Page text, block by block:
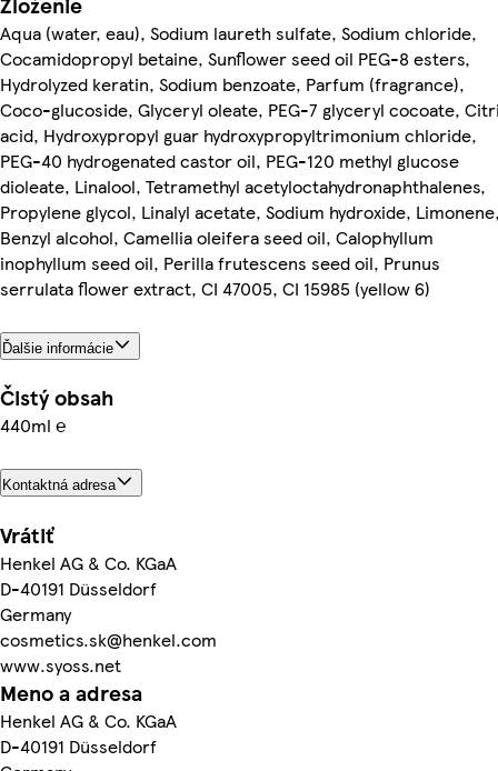
Aqua (water, eau), Sodium laureth sulfate, Sodium chloride,
Cocamidopropyl betaine, Sunflower seed oil PEG-8 esters,
Hydrolyzed keratin, Sodium benzoate, Parfum (fragrance),
Coco-glucoside, Glyceryl oleate, PEG-7 glyceryl cocoate,
acid, Hydroxypropyl guar hydroxypropyltrimonium chloride,
PEG-40 hydrogenated castor oil, PEG-120 methyl glucose
dioleate, Linalool, Tetramethyl acetyloctahydronaphthalenes,
Propylene glycol, Linalyl acetate, Sodium hydroxide,
Benzyl alcohol, Camellia oleifera seed oil, Calophyllum
inophyllum seed oil, Perilla frutescens seed oil, Prunus
serrulata flower extract, CI 47005, CI 15985 (yellow 6)
Ďalšie informácie
Čistý obsah
440ml ℮
Kontaktná adresa
Vrátiť
Henkel AG & Co. KGaA
D-40191 Düsseldorf
Germany
cosmetics.sk@henkel.com
www.syoss.net
Meno a adresa
Henkel AG & Co. KGaA
D-40191 Düsseldorf